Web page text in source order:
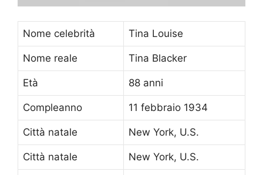
Nome celebrità Tina Louise
Nome reale Tina Blacker
Età 88 anni
Compleanno 11 febbraio 1934
Città natale New York, U.S.
Città natale New York, U.S.